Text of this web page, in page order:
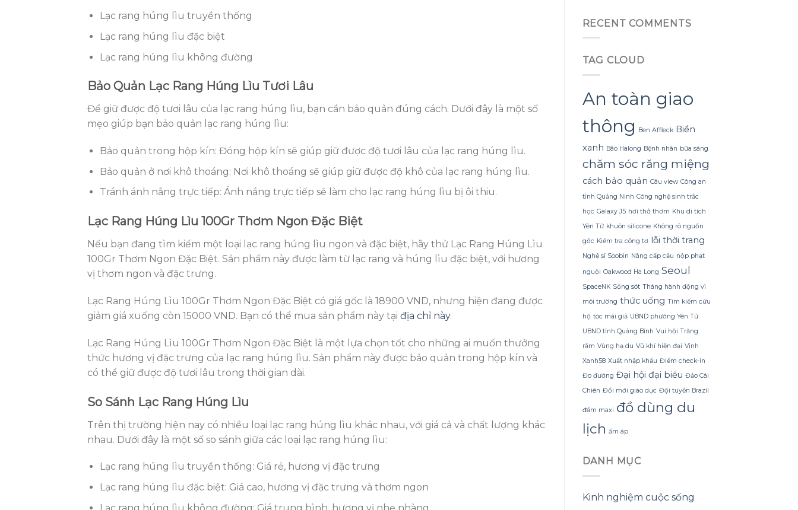
Lạc rang húng lìu truyền thống
Lạc rang húng lìu đặc biệt
Lạc rang húng lìu không đường
Bảo Quản Lạc Rang Húng Lìu Tươi Lâu
Để giữ được độ tươi lâu của lạc rang húng lìu, bạn cần bảo quản đúng cách. Dưới đây là một số
mẹo giúp bạn bảo quản lạc rang húng lìu:
Bảo quản trong hộp kín: Đóng hộp kín sẽ giúp giữ được độ tươi lâu của lạc rang húng lìu.
Bảo quản ở nơi khô thoáng: Nơi khô thoáng sẽ giúp giữ được độ khô của lạc rang húng lìu.
Tránh ánh nắng trực tiếp: Ánh nắng trực tiếp sẽ làm cho lạc rang húng lìu bị ôi thiu.
Lạc Rang Húng Lìu 100Gr Thơm Ngon Đặc Biệt
Nếu bạn đang tìm kiếm một loại lạc rang húng lìu ngon và đặc biệt, hãy thử Lạc Rang Húng Lìu
100Gr Thơm Ngon Đặc Biệt. Sản phẩm này được làm từ lạc rang và húng lìu đặc biệt, với hương
vị thơm ngon và đặc trưng.
Lạc Rang Húng Lìu 100Gr Thơm Ngon Đặc Biệt có giá gốc là 18900 VND, nhưng hiện đang được
giảm giá xuống còn 15000 VND. Bạn có thể mua sản phẩm này tại địa chỉ này.
Lạc Rang Húng Lìu 100Gr Thơm Ngon Đặc Biệt là một lựa chọn tốt cho những ai muốn thưởng
thức hương vị đặc trưng của lạc rang húng lìu. Sản phẩm này được bảo quản trong hộp kín và
có thể giữ được độ tươi lâu trong thời gian dài.
So Sánh Lạc Rang Húng Lìu
Trên thị trường hiện nay có nhiều loại lạc rang húng lìu khác nhau, với giá cả và chất lượng khác
nhau. Dưới đây là một số so sánh giữa các loại lạc rang húng lìu:
Lạc rang húng lìu truyền thống: Giá rẻ, hương vị đặc trưng
Lạc rang húng lìu đặc biệt: Giá cao, hương vị đặc trưng và thơm ngon
Lạc rang húng lìu không đường: Giá trung bình, hương vị nhẹ nhàng
Gội
Gừng
Konus
Homespa
RECENT COMMENTS
TAG CLOUD
An toàn giao
thông
Ben Affleck Biển
xanh Bão Halong Bệnh nhân bữa sáng
chăm sóc răng miệng
cách bảo quản Câu view Công an
tỉnh Quảng Ninh Công nghệ sinh trắc
học Galaxy J5 hơi thở thơm Khu di tích
Yên Tử khuôn silicone Không rõ nguồn
gốc Kiểm tra công tơ lỗi thời trang
Nghệ sĩ Soobin Nâng cấp cầu nộp phạt
nguội Oakwood Ha Long Seoul
SpaceNK Sống sót Tháng hành động vì
môi trường thức uống Tìm kiếm cứu
hộ tóc mái giả UBND phường Yên Tử
UBND tỉnh Quảng Bình Vui hội Trăng
rằm Vùng hạ du Vũ khí hiện đại Vịnh
Xanh58 Xuất nhập khẩu Điểm check-in
Đo đường Đại hội đại biểu Đảo Cái
Chiên Đổi mới giáo dục Đội tuyển Brazil
đầm maxi đồ dùng du
lịch ấm áp
DANH MỤC
Kinh nghiệm cuộc sống